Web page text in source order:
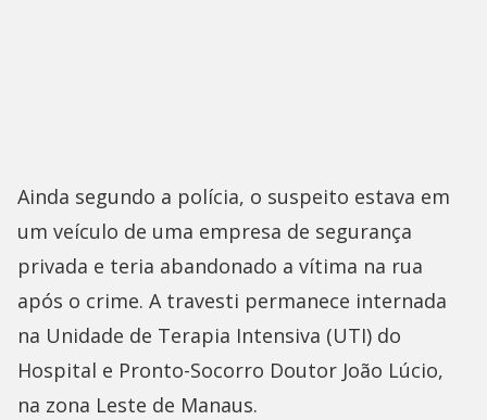
Ainda segundo a polícia, o suspeito estava em
um veículo de uma empresa de segurança
privada e teria abandonado a vítima na rua
após o crime. A travesti permanece internada
na Unidade de Terapia Intensiva (UTI) do
Hospital e Pronto-Socorro Doutor João Lúcio,
na zona Leste de Manaus.